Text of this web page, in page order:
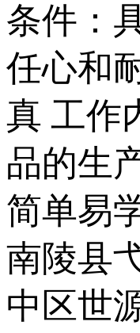
条件：
任心和
真 工作
品的生
简单易
南陵县
中区世